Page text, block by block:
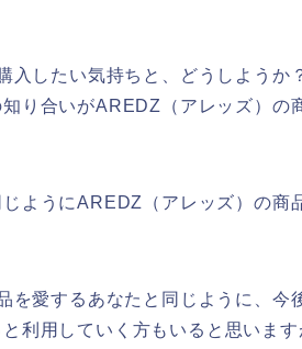
入したい気持ちと、どうしようか
り合いがAREDZ（アレッズ）の
ようにAREDZ（アレッズ）の商
を愛するあなたと同じように、今
利用していく方もいると思います